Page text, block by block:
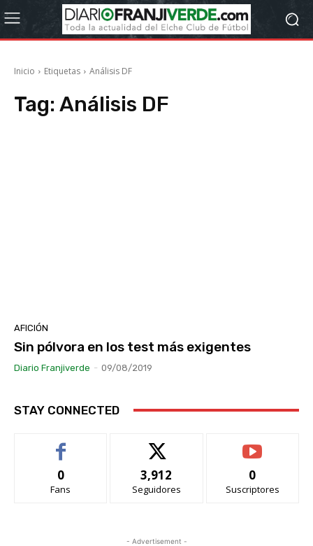
Inicio Etiquetas Análisis DF
Tag: Análisis DF
AFICIÓN
Sin pólvora en los test más exigentes
Diario Franjiverde - 09/08/2019
STAY CONNECTED
0
Fans
3,912
Seguidores
0
Suscriptores
- Advertisement -